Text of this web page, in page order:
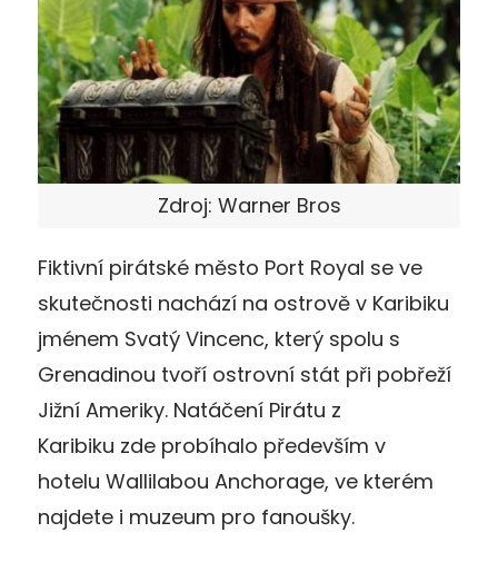
Zdroj: Warner Bros
Fiktivní pirátské město Port Royal se ve
skutečnosti nachází na ostrově v Karibiku
jménem Svatý Vincenc, který spolu s
Grenadinou tvoří ostrovní stát při pobřeží
Jižní Ameriky. Natáčení Pirátu z
Karibiku zde probíhalo především v
hotelu Wallilabou Anchorage, ve kterém
najdete i muzeum pro fanoušky.